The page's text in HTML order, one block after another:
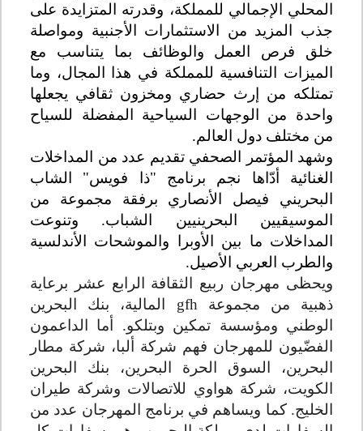
المحلي الإجمالي للمملكة، وقدرته المتزايدة على
جذب المزيد من الاستثمارات الأجنبية ومواصلة
خلق فرص العمل والوظائف بما يتناسب مع
الميزات التنافسية للمملكة في هذا المجال، وما
تمتلكه من إرث حضاري ومخزون ثقافي يجعلها
واحدة من الوجهات السياحية المفضلة للسياح
من مختلف دول العالم.
وشهد المؤتمر الصحفي تقديم عدد من المداخلات
الغنائية أدّاها نجم برنامج "ذا فويس" الشاب
البحريني فيصل الأنصاري برفقة مجموعة من
الموسيقيين البحرينيين الشباب. وتنوعت
المداخلات ما بين الأوبرا والموشحات الأندلسية
والطرب العربي الأصيل.
ويحظى مهرجان ربيع الثقافة الرابع عشر برعاية
ذهبية من مجموعة gfh
المالية، بنك البحرين
الوطني ومؤسسة تمكين وبتلكو. أما الداعمون
الفضّيون للمهرجان فهم شركة ألبا، شركة مطار
البحرين، السوق الحرة البحرين، بنك البحرين
الكويت، شركة هواوي للاتصالات وشركة طيران
الخليج. كما ويساهم في برنامج المهرجان عدد من